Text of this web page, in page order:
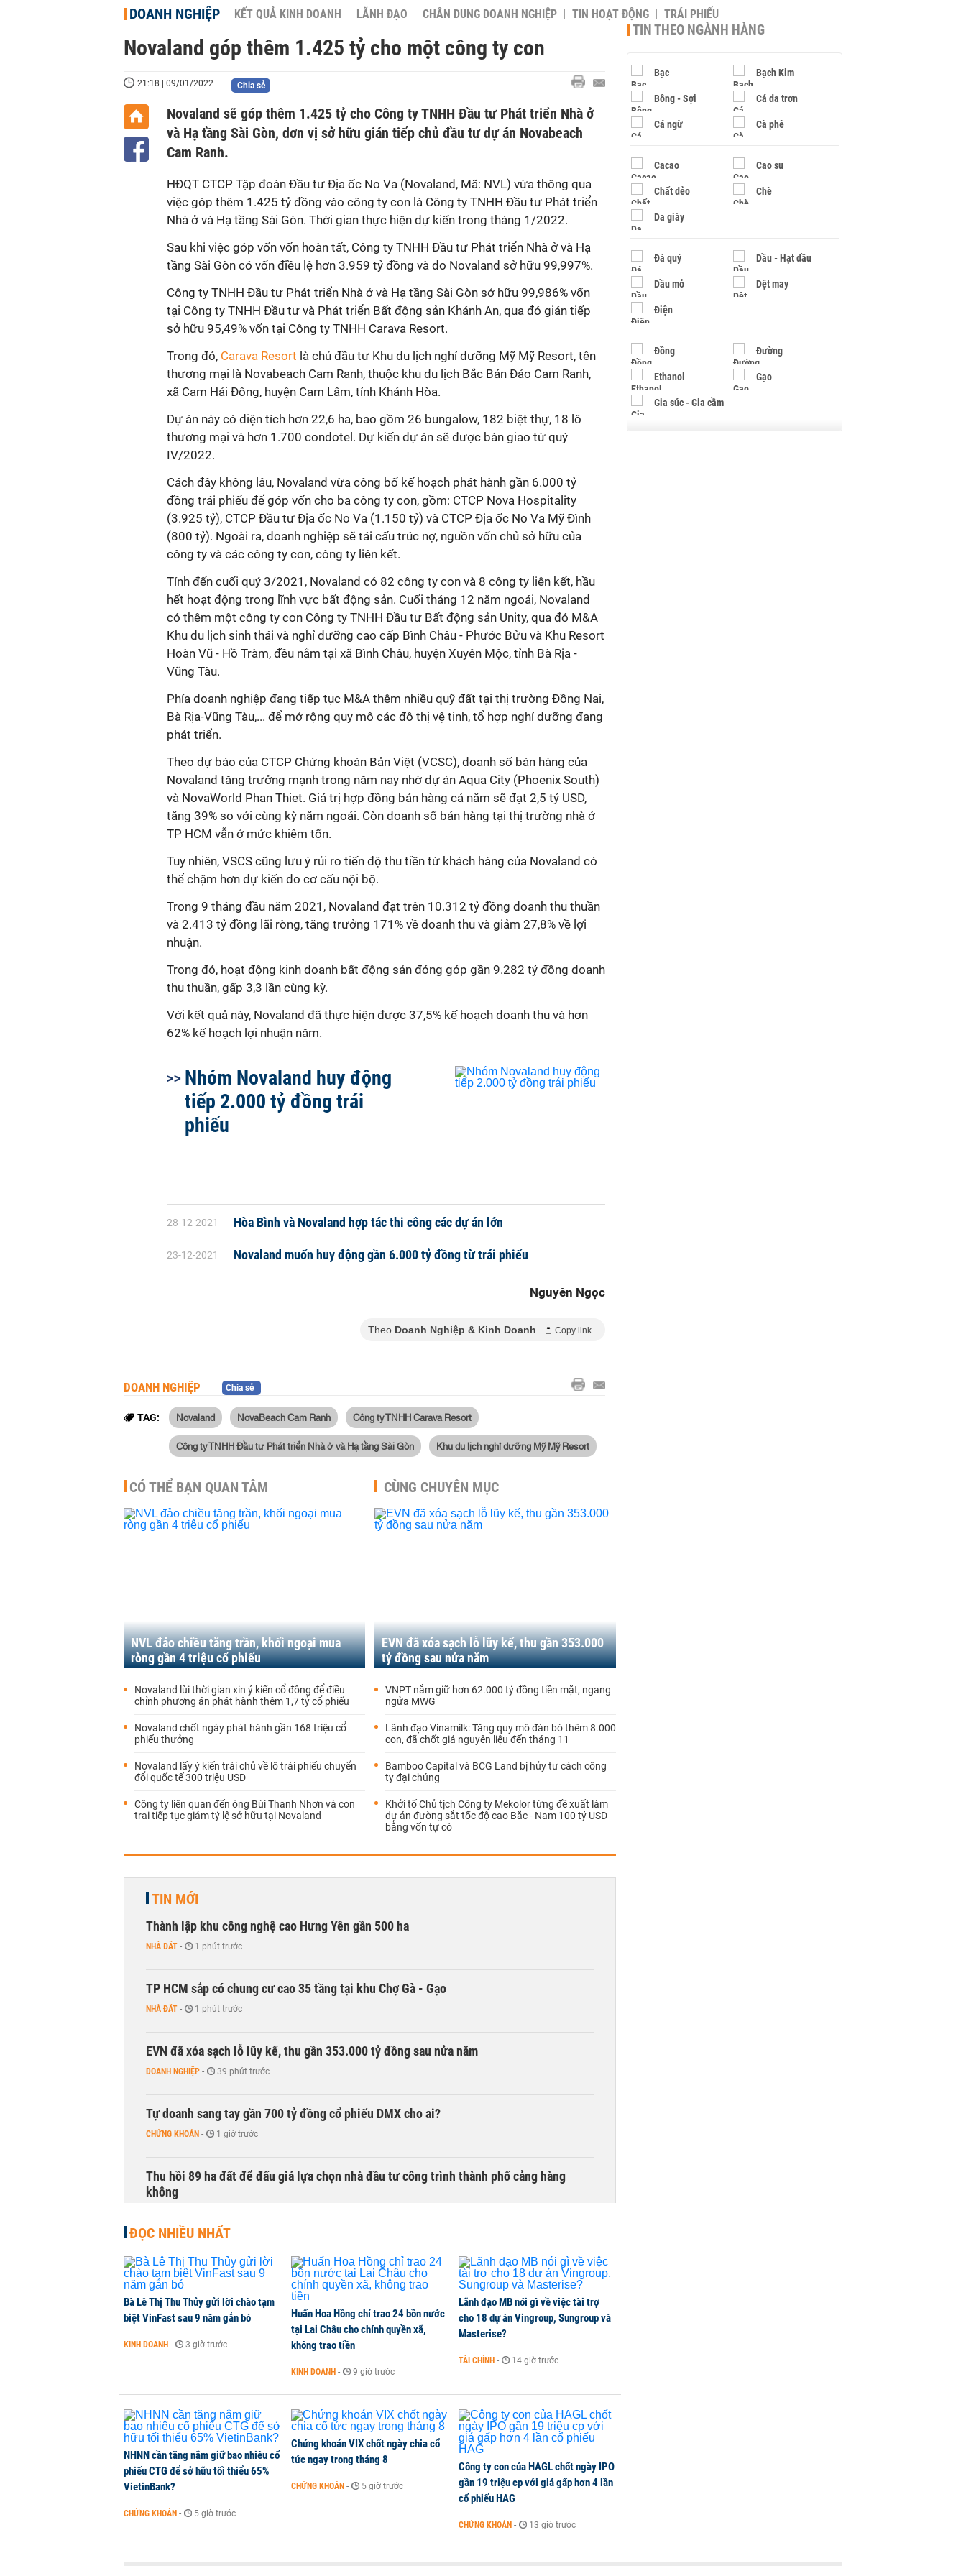
DOANH NGHIỆP KẾT QUẢ KINH DOANH LÃNH ĐẠO CHÂN DUNG DOANH NGHIỆP TIN HOẠT ĐỘNG TRÁI PHIẾU
Novaland góp thêm 1.425 tỷ cho một công ty con
21:18 | 09/01/2022 Chia sẻ
Novaland sẽ góp thêm 1.425 tỷ cho Công ty TNHH Đầu tư Phát triển Nhà ở
và Hạ tầng Sài Gòn, dơn vị sở hữu gián tiếp chủ đầu tư dự án Novabeach
Cam Ranh.
HĐQT CTCP Tập đoàn Đầu tư Địa ốc No Va (Novaland, Mã: NVL) vừa thông qua
việc góp thêm 1.425 tỷ đồng vào công ty con là Công ty TNHH Đầu tư Phát triển
Nhà ở và Hạ tầng Sài Gòn. Thời gian thực hiện dự kiến trong tháng 1/2022.
Sau khi việc góp vốn vốn hoàn tất, Công ty TNHH Đầu tư Phát triển Nhà ở và Hạ
tầng Sài Gòn có vốn điều lệ hơn 3.959 tỷ đồng và do Novaland sở hữu 99,997%.
Công ty TNHH Đầu tư Phát triển Nhà ở và Hạ tầng Sài Gòn sở hữu 99,986% vốn
tại Công ty TNHH Đầu tư và Phát triển Bất động sản Khánh An, qua đó gián tiếp
sở hữu 95,49% vốn tại Công ty TNHH Carava Resort.
Trong đó, Carava Resort là chủ đầu tư Khu du lịch nghỉ dưỡng Mỹ Mỹ Resort, tên
thương mại là Novabeach Cam Ranh, thuộc khu du lịch Bắc Bán Đảo Cam Ranh,
xã Cam Hải Đông, huyện Cam Lâm, tỉnh Khánh Hòa.
Dự án này có diện tích hơn 22,6 ha, bao gồm 26 bungalow, 182 biệt thự, 18 lô
thương mại và hơn 1.700 condotel. Dự kiến dự án sẽ được bàn giao từ quý
IV/2022.
Cách đây không lâu, Novaland vừa công bố kế hoạch phát hành gần 6.000 tỷ
đồng trái phiếu để góp vốn cho ba công ty con, gồm: CTCP Nova Hospitality
(3.925 tỷ), CTCP Đầu tư Địa ốc No Va (1.150 tỷ) và CTCP Địa ốc No Va Mỹ Đình
(800 tỷ). Ngoài ra, doanh nghiệp sẽ tái cấu trúc nợ, nguồn vốn chủ sở hữu của
công ty và các công ty con, công ty liên kết.
Tính đến cuối quý 3/2021, Novaland có 82 công ty con và 8 công ty liên kết, hầu
hết hoạt động trong lĩnh vực bất động sản. Cuối tháng 12 năm ngoái, Novaland
có thêm một công ty con Công ty TNHH Đầu tư Bất động sản Unity, qua đó M&A
Khu du lịch sinh thái và nghỉ dưỡng cao cấp Bình Châu - Phước Bửu và Khu Resort
Hoàn Vũ - Hồ Tràm, đều nằm tại xã Bình Châu, huyện Xuyên Mộc, tỉnh Bà Rịa -
Vũng Tàu.
Phía doanh nghiệp đang tiếp tục M&A thêm nhiều quỹ đất tại thị trường Đồng Nai,
Bà Rịa-Vũng Tàu,... để mở rộng quy mô các đô thị vệ tinh, tổ hợp nghỉ dưỡng đang
phát triển.
Theo dự báo của CTCP Chứng khoán Bản Việt (VCSC), doanh số bán hàng của
Novaland tăng trưởng mạnh trong năm nay nhờ dự án Aqua City (Phoenix South)
và NovaWorld Phan Thiet. Giá trị hợp đồng bán hàng cả năm sẽ đạt 2,5 tỷ USD,
tăng 39% so với cùng kỳ năm ngoái. Còn doanh số bán hàng tại thị trường nhà ở
TP HCM vẫn ở mức khiêm tốn.
Tuy nhiên, VSCS cũng lưu ý rủi ro tiến độ thu tiền từ khách hàng của Novaland có
thể chậm hơn dự kiến do cơ cấu nội bộ.
Trong 9 tháng đầu năm 2021, Novaland đạt trên 10.312 tỷ đồng doanh thu thuần
và 2.413 tỷ đồng lãi ròng, tăng trưởng 171% về doanh thu và giảm 27,8% về lợi
nhuận.
Trong đó, hoạt động kinh doanh bất động sản đóng góp gần 9.282 tỷ đồng doanh
thu thuần, gấp 3,3 lần cùng kỳ.
Với kết quả này, Novaland đã thực hiện được 37,5% kế hoạch doanh thu và hơn
62% kế hoạch lợi nhuận năm.
Nhóm Novaland huy động
tiếp 2.000 tỷ đồng trái
phiếu
28-12-2021 Hòa Bình và Novaland hợp tác thi công các dự án lớn
23-12-2021 Novaland muốn huy động gần 6.000 tỷ đồng từ trái phiếu
Nguyên Ngọc
Theo Doanh Nghiệp & Kinh Doanh Copy link
DOANH NGHIỆP Chia sẻ
TAG: Novaland NovaBeach Cam Ranh Công ty TNHH Carava Resort
Công ty TNHH Đầu tư Phát triển Nhà ở và Hạ tầng Sài Gòn Khu du lịch nghỉ dưỡng Mỹ Mỹ Resort
CÓ THỂ BẠN QUAN TÂM
NVL đảo chiều tăng trần, khối ngoại mua
ròng gần 4 triệu cổ phiếu
Novaland lùi thời gian xin ý kiến cổ đông để điều
chỉnh phương án phát hành thêm 1,7 tỷ cổ phiếu
Novaland chốt ngày phát hành gần 168 triệu cổ
phiếu thưởng
Novaland lấy ý kiến trái chủ về lô trái phiếu chuyển
đổi quốc tế 300 triệu USD
Công ty liên quan đến ông Bùi Thanh Nhơn và con
trai tiếp tục giảm tỷ lệ sở hữu tại Novaland
CÙNG CHUYÊN MỤC
EVN đã xóa sạch lỗ lũy kế, thu gần 353.000
tỷ đồng sau nửa năm
VNPT nắm giữ hơn 62.000 tỷ đồng tiền mặt, ngang
ngửa MWG
Lãnh đạo Vinamilk: Tăng quy mô đàn bò thêm 8.000
con, đã chốt giá nguyên liệu đến tháng 11
Bamboo Capital và BCG Land bị hủy tư cách công
ty đại chúng
Khởi tố Chủ tịch Công ty Mekolor từng đề xuất làm
dự án đường sắt tốc độ cao Bắc - Nam 100 tỷ USD
bằng vốn tự có
TIN MỚI
Thành lập khu công nghệ cao Hưng Yên gần 500 ha
NHÀ ĐẤT - 1 phút trước
TP HCM sắp có chung cư cao 35 tầng tại khu Chợ Gà - Gạo
NHÀ ĐẤT - 1 phút trước
EVN đã xóa sạch lỗ lũy kế, thu gần 353.000 tỷ đồng sau nửa năm
DOANH NGHIỆP - 39 phút trước
Tự doanh sang tay gần 700 tỷ đồng cổ phiếu DMX cho ai?
CHỨNG KHOÁN - 1 giờ trước
Thu hồi 89 ha đất để đấu giá lựa chọn nhà đầu tư công trình thành phố cảng hàng
không
Dòng tiền ngoại bất ngờ trở lại TTCK, ai đã mua vào?
CHỨNG KHOÁN 1 giờ trước
Kiến nghị đưa người bán hàng online, lao động công trình đóng BHXH bắt buộc
TikToker Khánh Sky, Vua Quạt, Hồ Văn Khoa bị khởi tố
ĐỌC NHIỀU NHẤT
Bà Lê Thị Thu Thủy gửi lời chào tạm
biệt VinFast sau 9 năm gắn bó
KINH DOANH - 3 giờ trước
Huấn Hoa Hồng chỉ trao 24 bồn nước
tại Lai Châu cho chính quyền xã,
không trao tiền
KINH DOANH - 9 giờ trước
Lãnh đạo MB nói gì về việc tài trợ
cho 18 dự án Vingroup, Sungroup và
Masterise?
TÀI CHÍNH - 14 giờ trước
NHNN cần tăng nắm giữ bao nhiêu cổ
phiếu CTG để sở hữu tối thiểu 65%
VietinBank?
CHỨNG KHOÁN - 5 giờ trước
Chứng khoán VIX chốt ngày chia cổ
tức ngay trong tháng 8
CHỨNG KHOÁN - 5 giờ trước
Công ty con của HAGL chốt ngày IPO
gần 19 triệu cp với giá gấp hơn 4 lần
cổ phiếu HAG
CHỨNG KHOÁN - 13 giờ trước
TIN THEO NGÀNH HÀNG
Bạc Bạch Kim
Bông - Sợi Cá da trơn
Cá ngừ Cà phê
Cacao Cao su
Chất dẻo Chè
Da giày
Đá quý Dầu - Hạt dầu
Dầu mỏ Dệt may
Điện
Đồng Đường
Ethanol Gạo
Gia súc - Gia cầm